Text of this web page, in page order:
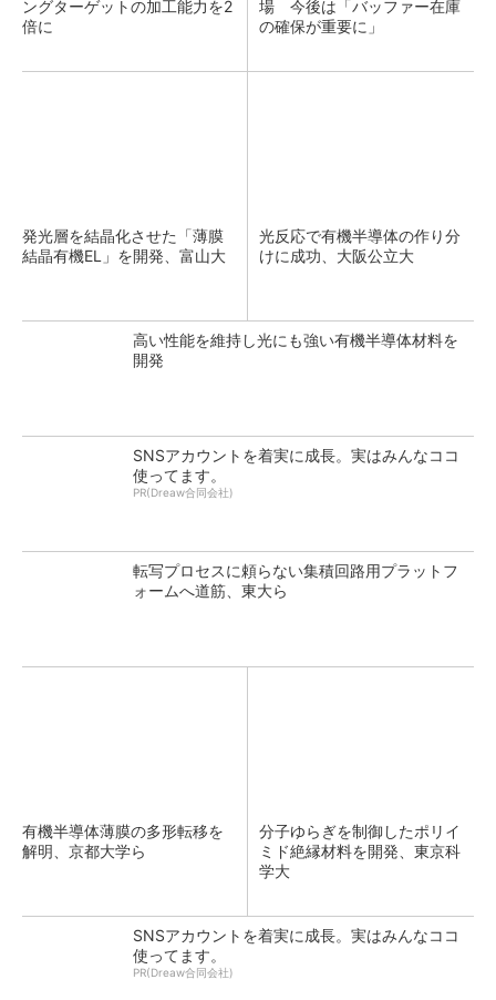
ングターゲットの加工能力を2
倍に
場 今後は「バッファー在庫
の確保が重要に」
発光層を結晶化させた「薄膜
結晶有機EL」を開発、富山大
光反応で有機半導体の作り分
けに成功、大阪公立大
高い性能を維持し光にも強い有機半導体材料を
開発
SNSアカウントを着実に成長。実はみんなココ
使ってます。
PR(Dreaw合同会社)
転写プロセスに頼らない集積回路用プラットフ
ォームへ道筋、東大ら
有機半導体薄膜の多形転移を
解明、京都大学ら
分子ゆらぎを制御したポリイ
ミド絶縁材料を開発、東京科
学大
SNSアカウントを着実に成長。実はみんなココ
使ってます。
PR(Dreaw合同会社)